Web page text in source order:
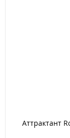
Аттрактант